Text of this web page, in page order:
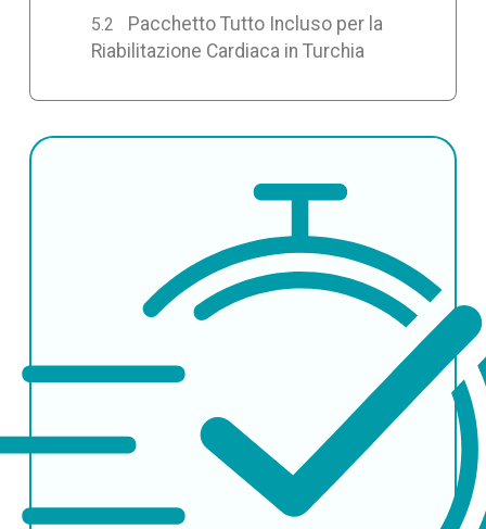
Pacchetto Tutto Incluso per la
Riabilitazione Cardiaca in Turchia